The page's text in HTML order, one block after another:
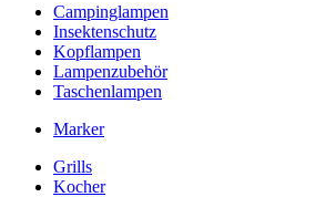
Campinglampen
Insektenschutz
Kopflampen
Lampenzubehör
Taschenlampen
Marker
Grills
Kocher